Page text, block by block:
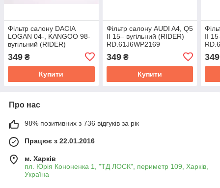
Фільтр салону DACIA
LOGAN 04-, KANGOO 98-
вугільний (RIDER)
349 ₴
Купити
Фільтр салону AUDI A4, Q5
II 15– вугільний (RIDER)
RD.61J6WP2169
349₴
Купити
II
349
Про нас
98% позитивних з 736 відгуків за рік
Працює з 22.01.2016
м. Харків
пл. Юрія Кононенка 1, "ТД ЛОСК", периметр 109, Харків,
Україна